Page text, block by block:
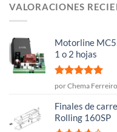
VALORACIONES
Motorline
1 o 2 hojas
Valorado
por Chema Ferreiro
Finales de
Rolling 160SP